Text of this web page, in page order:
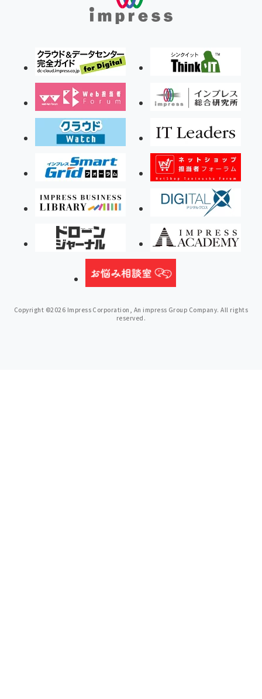
Copyright ©2026 Impress Corporation, An impress Group Company. All rights
reserved.